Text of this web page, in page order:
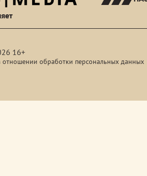
16+
отношении обработки персональных данных